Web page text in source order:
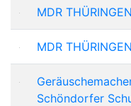
MDR
MDR
Schöndorfer